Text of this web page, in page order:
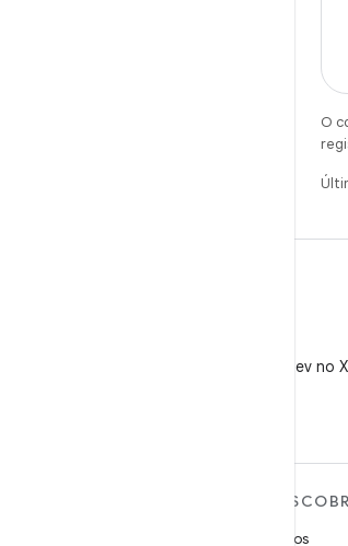
O
Siga @AndroidDev no X
Jogos